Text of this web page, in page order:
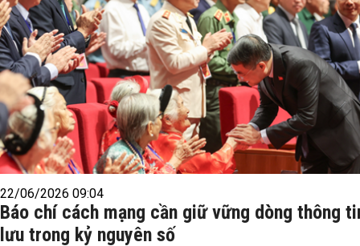
22/06/2026 09:04
Báo chí cách mạng cần giữ vững dòng thông
lưu trong kỷ nguyên số